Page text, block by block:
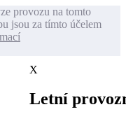
provozu na tomto
jsou za tímto účelem
X
Letní